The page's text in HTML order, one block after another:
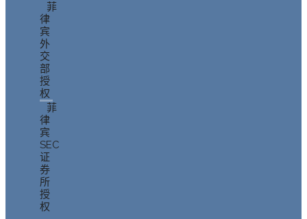
菲
律
宾
外
交
部
授
权
菲
律
宾
SEC
证
券
所
授
权